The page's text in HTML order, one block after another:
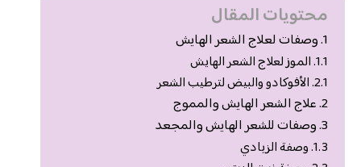
محتويات المقال
وصفات لعلاج الشعر الهايش
الموز لعلاج الشعر الهايش
الأفوكادو والبيض لترطيب الشعر
علاج الشعر الهايش والمموج
وصفات للشعر الهايش والمجعد
وصفة الزبادي